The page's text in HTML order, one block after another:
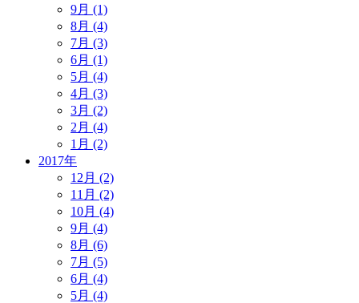
9月 (1)
8月 (4)
7月 (3)
6月 (1)
5月 (4)
4月 (3)
3月 (2)
2月 (4)
1月 (2)
2017年
12月 (2)
11月 (2)
10月 (4)
9月 (4)
8月 (6)
7月 (5)
6月 (4)
5月 (4)